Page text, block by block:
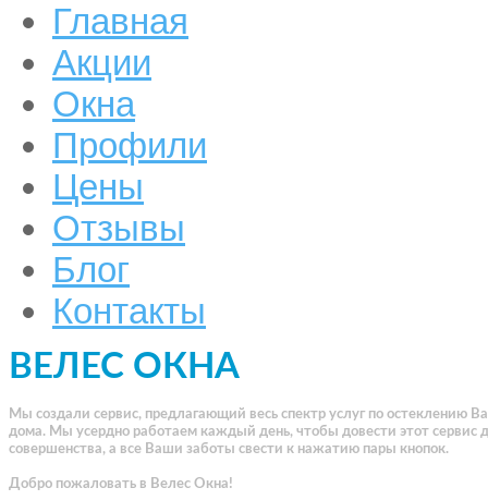
Главная
Акции
Окна
Профили
Цены
Отзывы
Блог
Контакты
ВЕЛЕС ОКНА
Мы создали сервис, предлагающий весь спектр услуг по остеклению
дома. Мы усердно работаем каждый день, чтобы довести этот сервис
совершенства, а все Ваши заботы свести к нажатию пары кнопок.
Добро пожаловать в Велес Окна!